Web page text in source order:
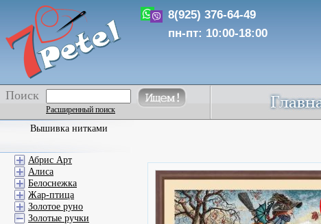
8(925) 376-64-49
пн-пт: 10:00-18:00
Поиск
Расширенный поиск
Вышивка нитками
Абрис Арт
Алиса
Белоснежка
Жар-птица
Золотое руно
Золотые ручки